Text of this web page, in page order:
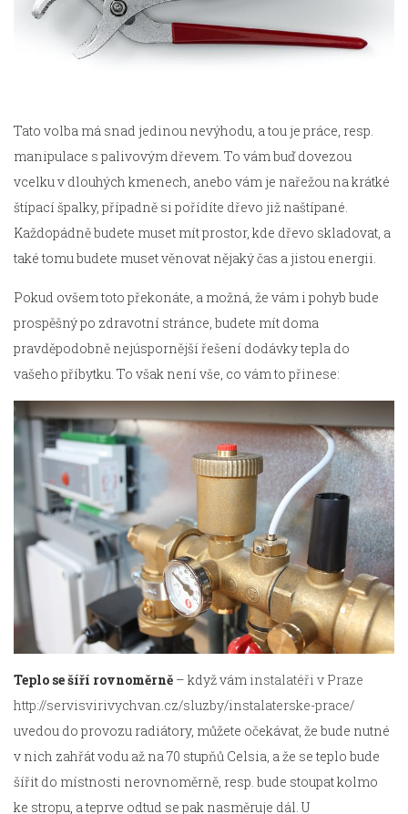
Tato volba má snad jedinou nevýhodu, a tou je práce, resp.
manipulace s palivovým dřevem. To vám buď dovezou
vcelku v dlouhých kmenech, anebo vám je nařežou na krátké
štípací špalky, případně si pořídíte dřevo již naštípané.
Každopádně budete muset mít prostor, kde dřevo skladovat, a
také tomu budete muset věnovat nějaký čas a jistou energii.
Pokud ovšem toto překonáte, a možná, že vám i pohyb bude
prospěšný po zdravotní stránce, budete mít doma
pravděpodobně nejúspornější řešení dodávky tepla do
vašeho příbytku. To však není vše, co vám to přinese:
Teplo se šíří rovnoměrně – když vám instalatéři v Praze
http://servisvirivychvan.cz/sluzby/instalaterske-prace/
uvedou do provozu radiátory, můžete očekávat, že bude nutné
v nich zahřát vodu až na 70 stupňů Celsia, a že se teplo bude
šířit do místnosti nerovnoměrně, resp. bude stoupat kolmo
ke stropu, a teprve odtud se pak nasměruje dál. U